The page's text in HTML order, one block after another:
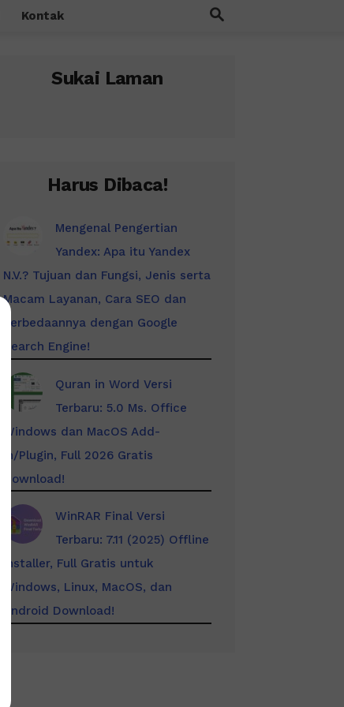
Kontak
Sukai Laman
Harus Dibaca!
Mengenal Pengertian
Yandex: Apa itu Yandex
N.V.? Tujuan dan Fungsi, Jenis serta
Macam Layanan, Cara SEO dan
Perbedaannya dengan Google
Search Engine!
Quran in Word Versi
Terbaru: 5.0 Ms. Office
Windows dan MacOS Add-
In/Plugin, Full 2026 Gratis
Download!
WinRAR Final Versi
Terbaru: 7.11 (2025) Offline
Installer, Full Gratis untuk
Windows, Linux, MacOS, dan
Android Download!